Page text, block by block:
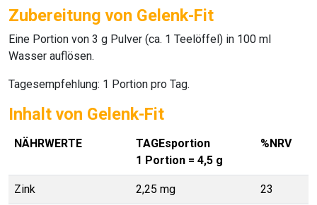
Zubereitung von Gelenk-Fit
Eine Portion von 3 g Pulver (ca. 1 Teelöffel) in 100 ml
Wasser auflösen.
Tagesempfehlung: 1 Portion pro Tag.
Inhalt von Gelenk-Fit
NÄHRWERTE
TAGEsportion
1 Portion = 4,5 g
%NRV
Zink 2,25 mg 23